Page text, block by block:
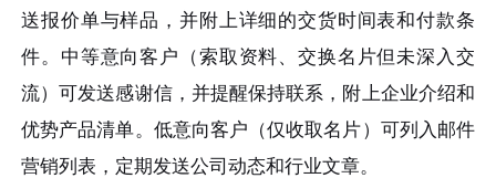
送报价单与样品，并附上详细的交货时间表和付款条
件。中等意向客户（索取资料、交换名片但未深入交
流）可发送感谢信，并提醒保持联系，附上企业介绍和
优势产品清单。低意向客户（仅收取名片）可列入邮件
营销列表，定期发送公司动态和行业文章。